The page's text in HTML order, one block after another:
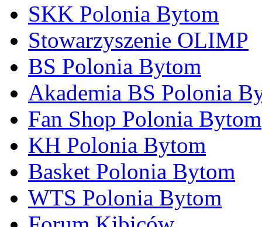
SKK Polonia Bytom
Stowarzyszenie OLIMP
BS Polonia Bytom
Akademia BS Polonia
Fan Shop Polonia Bytom
KH Polonia Bytom
Basket Polonia Bytom
WTS Polonia Bytom